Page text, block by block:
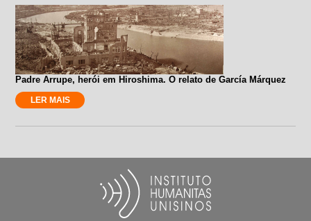
Padre Arrupe, herói em Hiroshima. O relato de García Márquez
LER MAIS